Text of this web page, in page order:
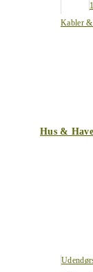
Kabler
Hus & Have